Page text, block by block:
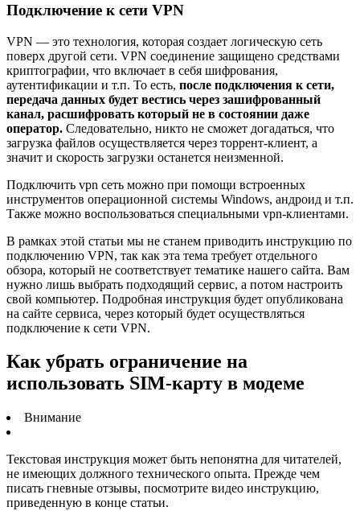
Подключение к сети VPN
VPN — это технология, которая создает логическую сеть
поверх другой сети. VPN соединение защищено средствами
криптографии, что включает в себя шифрования,
аутентификации и т.п. То есть, после подключения к сети,
передача данных будет вестись через зашифрованный
канал, расшифровать который не в состоянии даже
оператор. Следовательно, никто не сможет догадаться, что
загрузка файлов осуществляется через торрент-клиент, а
значит и скорость загрузки останется неизменной.
Подключить vpn сеть можно при помощи встроенных
инструментов операционной системы Windows, андроид и т.п.
Также можно воспользоваться специальными vpn-клиентами.
В рамках этой статьи мы не станем приводить инструкцию по
подключению VPN, так как эта тема требует отдельного
обзора, который не соответствует тематике нашего сайта. Вам
нужно лишь выбрать подходящий сервис, а потом настроить
свой компьютер. Подробная инструкция будет опубликована
на сайте сервиса, через который будет осуществляться
подключение к сети VPN.
Как убрать ограничение на
использовать SIM-карту в модеме
Внимание
Текстовая инструкция может быть непонятна для читателей,
не имеющих должного технического опыта. Прежде чем
писать гневные отзывы, посмотрите видео инструкцию,
приведенную в конце статьи.